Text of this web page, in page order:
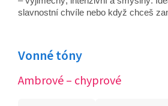
slavnostní chvíle nebo když chceš
Vonné tóny
Ambrové – chyprové